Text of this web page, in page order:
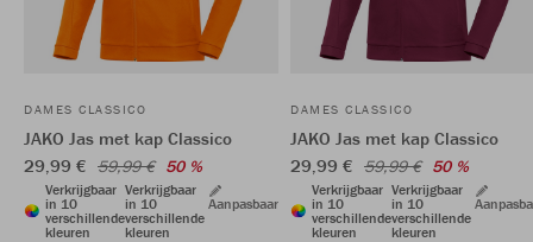
DAMES CLASSICO
JAKO Jas met kap Classico
29,99 € 59,99 € 50 %
Verkrijgbaar
in 10
verschillende
kleuren
Verkrijgbaar
in 10
verschillende
kleuren
Aanpasbaar
DAMES CLASSICO
JAKO Jas met kap Classico
29,99 € 59,99 € 50 %
Verkrijgbaar
in 10
verschillende
kleuren
Verkrijgbaar
in 10
verschillende
kleuren